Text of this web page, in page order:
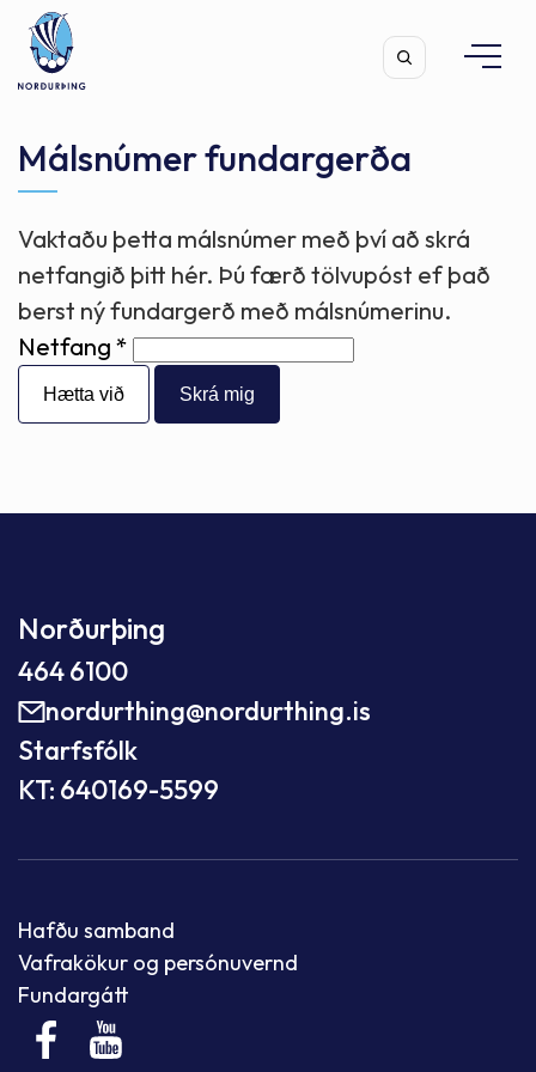
Leita
Málsnúmer fundargerða
Vaktaðu þetta málsnúmer með því að skrá
netfangið þitt hér. Þú færð tölvupóst ef það
berst ný fundargerð með málsnúmerinu.
Netfang
Hætta við
Norðurþing
464 6100
nordurthing@nordurthing.is
Starfsfólk
KT: 640169-5599
Hafðu samband
Vafrakökur og persónuvernd
Fundargátt